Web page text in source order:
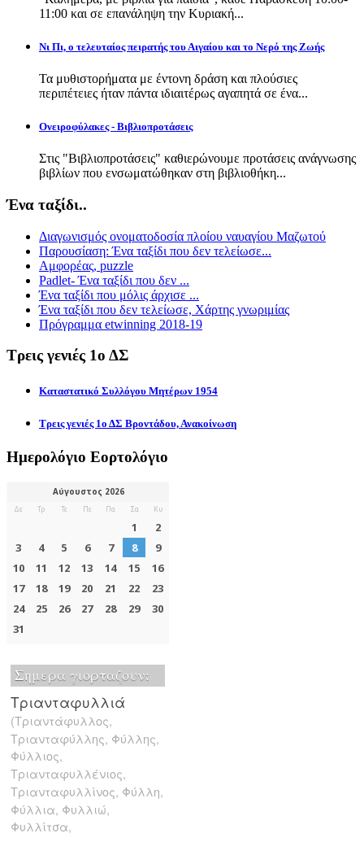
11:00 και σε επανάληψη την Κυριακή...
Νι Πι, ο τελευταίος πειρατής του Αιγαίου και το Νερό της Ζωής
Τα μυθιστορήματα με έντονη δράση και πλούσιες
περιπέτειες ήταν πάντα ιδιαιτέρως αγαπητά σε ένα...
Ονειροφύλακες - Βιβλιοπροτάσεις
Στις "Βιβλιοπροτάσεις" καθιερώνουμε προτάσεις ανάγνωσης
βιβλίων που ενσωματώθηκαν στη βιβλιοθήκη...
Ένα ταξίδι..
Διαγωνισμός ονοματοδοσία πλοίου ναυαγίου Μαζωτού
Παρουσίαση: Ένα ταξίδι που δεν τελείωσε...
Αμφορέας, puzzle
Padlet- Ένα ταξίδι που δεν ...
Ένα ταξίδι που μόλις άρχισε ...
Ένα ταξίδι που δεν τελείωσε, Χάρτης γνωριμίας
Πρόγραμμα etwinning 2018-19
Τρεις γενιές 1ο ΔΣ
Καταστατικό Συλλόγου Μητέρων 1954
Τρεις γενιές 1ο ΔΣ Βροντάδου, Ανακοίνωση
Ημερολόγιο Εορτολόγιο